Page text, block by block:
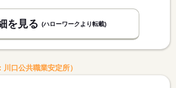
を見る (ハローワークより転載)
口公共職業安定所）